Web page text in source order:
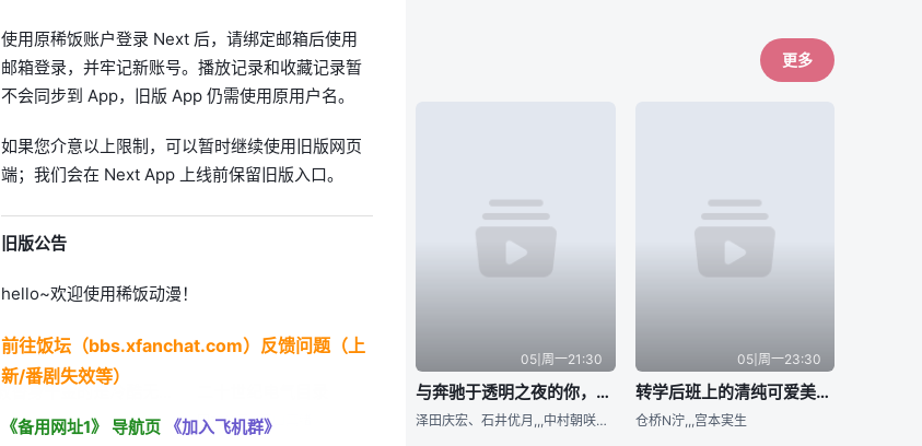
更多
05|周二21:30 05|周日22:30
冈村公平,,,高山真绪
05|周一21:30
与奔驰于透明之夜的你，谈一场看不见的恋爱。
泽田庆宏、石井优月,,,中村朝咲；美术监修：増山修
05|周一23:30
转学后班上的清纯可爱美少女，竟是小时候玩在一起的哥们儿
仓桥N泞,,,宫本実生
使用原稀饭账户登录 Next 后，请绑定邮箱后使用
邮箱登录，并牢记新账号。播放记录和收藏记录暂
不会同步到 App，旧版 App 仍需使用原用户名。
如果您介意以上限制，可以暂时继续使用旧版网页
端；我们会在 Next App 上线前保留旧版入口。
旧版公告
hello~欢迎使用稀饭动漫！
前往饭坛（bbs.xfanchat.com）反馈问题（上
新/番剧失效等）
《备用网址1》 导航页 《加入飞机群》